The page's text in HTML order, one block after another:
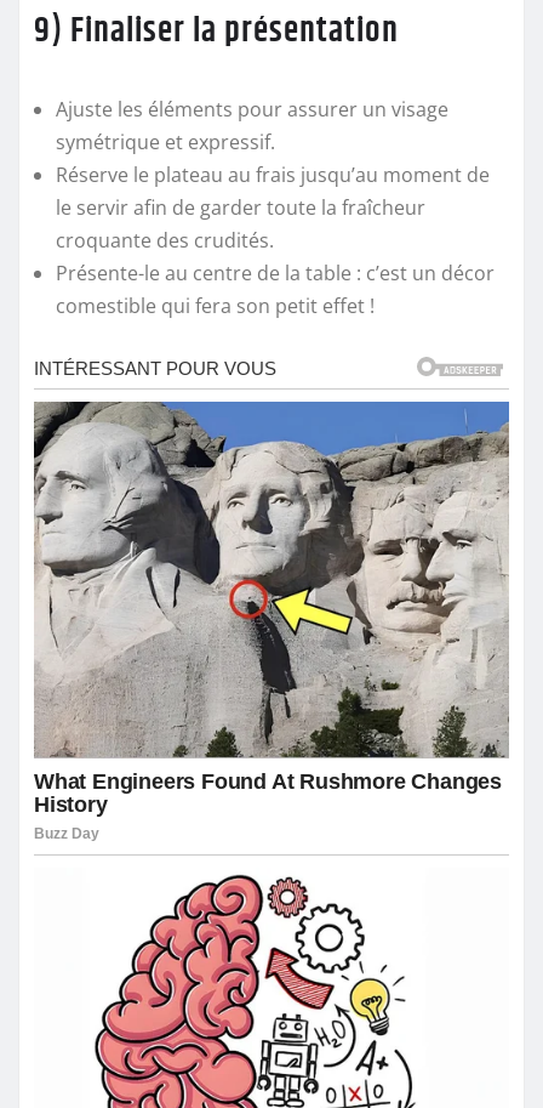
9) Finaliser la présentation
Ajuste les éléments pour assurer un visage
symétrique et expressif.
Réserve le plateau au frais jusqu’au moment de
le servir afin de garder toute la fraîcheur
croquante des crudités.
Présente-le au centre de la table : c’est un décor
comestible qui fera son petit effet !